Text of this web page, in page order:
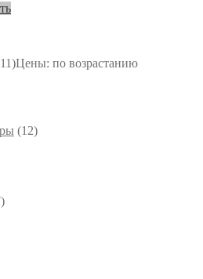
Цены: по возрастанию
(12)